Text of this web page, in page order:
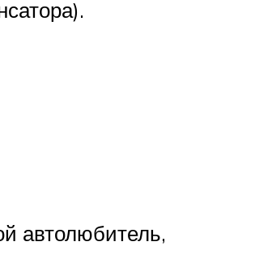
автолюбитель,